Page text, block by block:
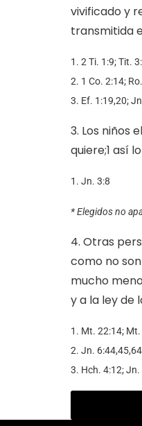
vivificado y
transmitida
1. 2 Ti. 1:9; Tit.
2. 1 Co. 2:14;
3. Ef. 1:19,20;
3. Los niños
quiere;1 así
1. Jn. 3:8
* Elegidos no
4. Otras
como no
mucho
y a la ley de
1. Mt. 22:14;
2. Jn.
3. Hch. 4:12; Jn.